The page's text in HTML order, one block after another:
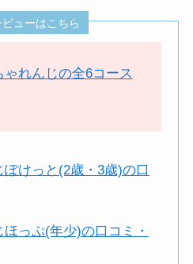
ューはこちら
ゃれんじの全6コース
けっと(2歳・3歳)の口
っぷ(年少)の口コミ・